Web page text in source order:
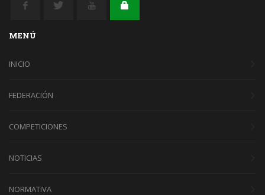
MENÚ
INICIO
FEDERACIÓN
COMPETICIONES
NOTICIAS
NORMATIVA